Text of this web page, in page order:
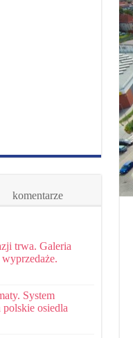
komentarze
trwa. Galeria
wyprzedaże.
System
osiedla